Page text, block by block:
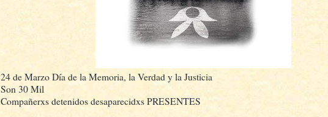
24 de Marzo Día de la Memoria, la Verdad y la Justicia
Son 30 Mil
Compañerxs detenidos desaparecidxs PRESENTES